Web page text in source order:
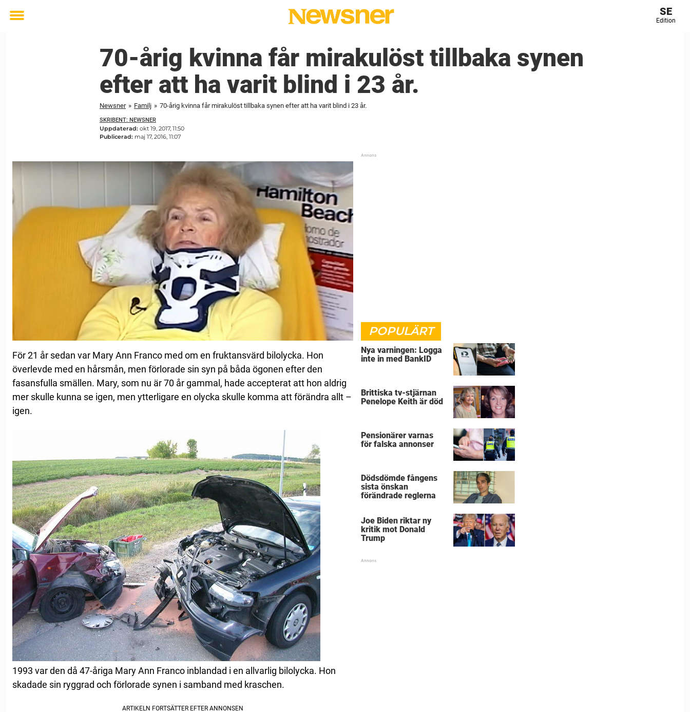
Toggle
SE
Edition
70-årig kvinna får mirakulöst tillbaka synen
efter att ha varit blind i 23 år.
Newsner » Familj » 70-årig kvinna får mirakulöst tillbaka synen efter att ha varit blind i 23 år.
SKRIBENT: NEWSNER
Uppdaterad: okt 19, 2017, 11:50
Publicerad: maj 17, 2016, 11:07
För 21 år sedan var Mary Ann Franco med om en fruktansvärd bilolycka. Hon
överlevde med en hårsmån, men förlorade sin syn på båda ögonen efter den
fasansfulla smällen. Mary, som nu är 70 år gammal, hade accepterat att hon aldrig
mer skulle kunna se igen, men ytterligare en olycka skulle komma att förändra allt –
igen.
1993 var den då 47-åriga Mary Ann Franco inblandad i en allvarlig bilolycka. Hon
skadade sin ryggrad och förlorade synen i samband med kraschen.
POPULÄRT
Nya varningen: Logga
inte in med BankID
Brittiska tv-stjärnan
Penelope Keith är död
Pensionärer varnas
för falska annonser
Dödsdömde fångens
sista önskan
förändrade reglerna
Joe Biden riktar ny
kritik mot Donald
Trump